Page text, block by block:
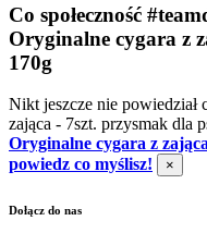
Co społeczność
Oryginalne cygara z
170g
Nikt jeszcze nie
zająca - 7szt. przysmak dla
Oryginalne cygara z
powiedz co myślisz!
×
Dołącz do nas